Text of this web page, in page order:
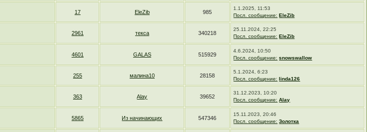
17 EleZib 985
1.1.2025, 11:53
Посл. сообщение: EleZib
2961 текса 340218
25.11.2024, 22:25
Посл. сообщение: EleZib
4601 GALAS 515929
4.6.2024, 10:50
Посл. сообщение: snowswallow
255 малина10 28158
5.1.2024, 6:23
Посл. сообщение: linda126
363 Alay 39652
31.12.2023, 10:20
Посл. сообщение: Alay
5865 Из начинающих 547346
15.11.2023, 20:46
Посл. сообщение: Золотка